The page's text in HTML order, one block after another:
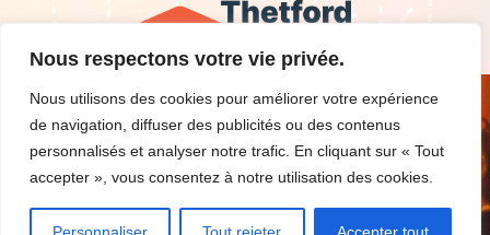
Nous respectons votre vie privée.
Nous utilisons des cookies pour améliorer votre expérience
de navigation, diffuser des publicités ou des contenus
personnalisés et analyser notre trafic. En cliquant sur « Tout
accepter », vous consentez à notre utilisation des cookies.
Nous contacter
Critères d’admissibilité